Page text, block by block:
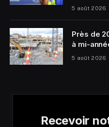
5 août 2026
Près de
à mi-
5 août 2026
Recevoir